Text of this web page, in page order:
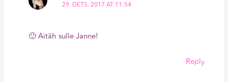
29. DETS. 2017 AT 11:54
🙂 Aitäh sulle Janne!
Reply